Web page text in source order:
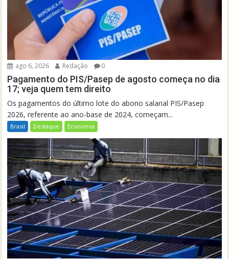
ago 6, 2026 Redação 0
Pagamento do PIS/Pasep de agosto começa no dia
17; veja quem tem direito
Os pagamentos do último lote do abono salarial PIS/Pasep
2026, referente ao ano-base de 2024, começam...
Brasil Destaque Economia